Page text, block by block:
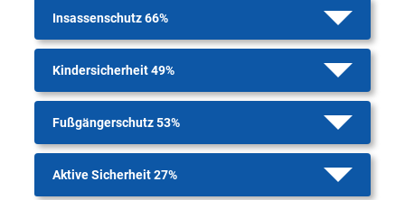
Insassenschutz 66%
Kindersicherheit 49%
Fußgängerschutz 53%
Aktive Sicherheit 27%